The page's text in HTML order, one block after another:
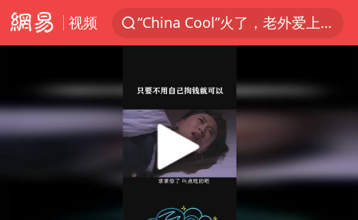
视频
“China Cool”火了，老外爱上中国避暑游
浙江海事局启动Ⅰ级防台应急响应
用AI造出新病毒意味着什么